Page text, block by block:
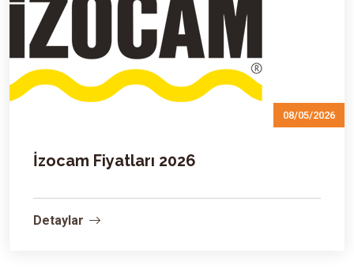
08/05/2026
İzocam Fiyatları 2026
Detaylar